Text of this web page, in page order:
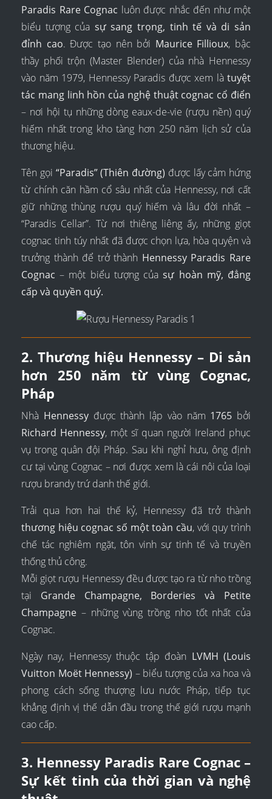
Paradis Rare Cognac luôn được nhắc đến như một
biểu tượng của sự sang trọng, tinh tế và di sản
đỉnh cao. Được tạo nên bởi Maurice Fillioux, bậc
thầy phối trộn (Master Blender) của nhà Hennessy
vào năm 1979, Hennessy Paradis được xem là tuyệt
tác mang linh hồn của nghệ thuật cognac cổ điển
– nơi hội tụ những dòng eaux-de-vie (rượu nền) quý
hiếm nhất trong kho tàng hơn 250 năm lịch sử của
thương hiệu.
Tên gọi “Paradis” (Thiên đường) được lấy cảm hứng
từ chính căn hầm cổ sâu nhất của Hennessy, nơi cất
giữ những thùng rượu quý hiếm và lâu đời nhất –
“Paradis Cellar”. Từ nơi thiêng liêng ấy, những giọt
cognac tinh túy nhất đã được chọn lựa, hòa quyện và
trưởng thành để trở thành Hennessy Paradis Rare
Cognac – một biểu tượng củasự hoàn mỹ, đẳng
cấp và quyền quý.
2. Thương hiệu Hennessy – Di sản
hơn 250 năm từ vùng Cognac,
Pháp
Nhà Hennessyđược thành lập vào năm 1765 bởi
Richard Hennessy, một sĩ quan người Ireland phục
vụ trong quân đội Pháp. Sau khi nghỉ hưu, ông định
cư tại vùng Cognac – nơi được xem là cái nôi của loại
rượu brandy trứ danh thế giới.
Trải qua hơn hai thế kỷ, Hennessy đã trở thành
thương hiệu cognac số một toàn cầu, với quy trình
chế tác nghiêm ngặt, tôn vinh sự tinh tế và truyền
thống thủ công.
Mỗi giọt rượu Hennessy đều được tạo ra từ nho trồng
tại Grande Champagne, Borderies và Petite
Champagne – những vùng trồng nho tốt nhất của
Cognac.
Ngày nay, Hennessy thuộc tập đoàn LVMH (Louis
Vuitton Moët Hennessy) – biểu tượng của xa hoa và
phong cách sống thượng lưu nước Pháp, tiếp tục
khẳng định vị thế dẫn đầu trong thế giới rượu mạnh
cao cấp.
3. Hennessy Paradis Rare Cognac –
Sự kết tinh của thời gian và nghệ